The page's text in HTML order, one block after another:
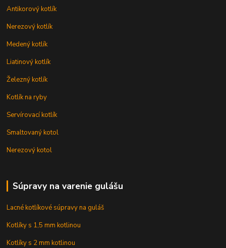
Antikorový kotlík
Nerezový kotlík
Medený kotlík
Liatinový kotlík
Železný kotlík
Kotlík na ryby
Servírovací kotlík
Smaltovaný kotol
Nerezový kotol
Súpravy na varenie gulášu
Lacné kotlíkové súpravy na guláš
Kotlíky s 1,5 mm kotlinou
Kotlíky s 2 mm kotlinou